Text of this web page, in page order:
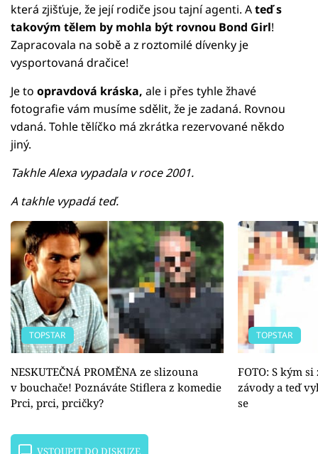
která zjišťuje, že její rodiče jsou tajní agenti. Ateď s
takovým tělem by mohla být rovnou Bond Girl!
Zapracovala na sobě a z roztomilé dívenky je
vysportovaná dračice!
Je to opravdová kráska, ale i přes tyhle žhavé
fotografie vám musíme sdělit, že je zadaná. Rovnou
vdaná. Tohle tělíčko má zkrátka rezervované někdo
jiný.
Takhle Alexa vypadala v roce 2001.
A takhle vypadá teď.
TOPSTAR
NESKUTEČNÁ PROMĚNA ze slizouna
v bouchače! Poznáváte Stiflera z komedie
Prci, prci, prcičky?
TOPSTAR
FOTO: S kým
závody a teď
se
VSTOUPIT DO DISKUZE